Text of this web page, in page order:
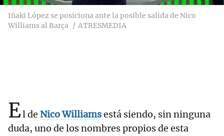
Iñaki López se posiciona ante la posible salida de Nico
Williams al Barça
ATRESMEDIA
El de Nico Williamsestá siendo, sin ninguna
duda, uno de los nombres propios de esta